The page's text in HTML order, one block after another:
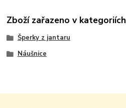
Zboží zařazeno v kategoriích
Šperky z jantaru
Náušnice